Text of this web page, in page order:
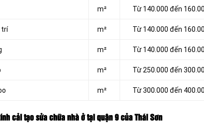
m² Từ 140.000 đến
trí m² Từ 140.000 đến
m² Từ 140.000 đến
m² Từ 250.000 đến
m² Từ 300.000 đến
cải tạo sửa chữa nhà ở tại quận 9 của Thái Sơn